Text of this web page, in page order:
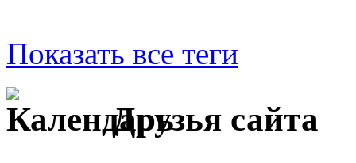
Показать все теги
Друзья сайта